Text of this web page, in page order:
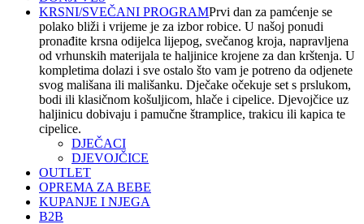
KRSNI/SVEČANI PROGRAMPrvi dan za pamćenje se
polako bliži i vrijeme je za izbor robice. U našoj ponudi
pronađite krsna odijelca lijepog, svečanog kroja, napravljena
od vrhunskih materijala te haljinice krojene za dan krštenja. U
kompletima dolazi i sve ostalo što vam je potreno da odjenete
svog mališana ili mališanku. Dječake očekuje set s prslukom,
bodi ili klasičnom košuljicom, hlače i cipelice. Djevojčice uz
haljinicu dobivaju i pamučne štramplice, trakicu ili kapica te
cipelice.
DJEČACI
DJEVOJČICE
OUTLET
OPREMA ZA BEBE
KUPANJE I NJEGA
B2B